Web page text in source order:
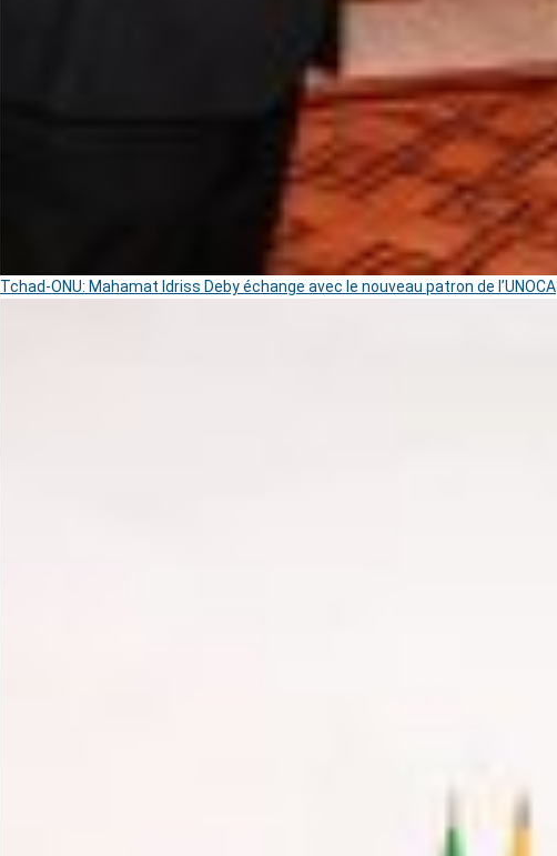
Tchad-ONU: Mahamat Idriss Deby échange avec le nouveau patron de l’UNOCA